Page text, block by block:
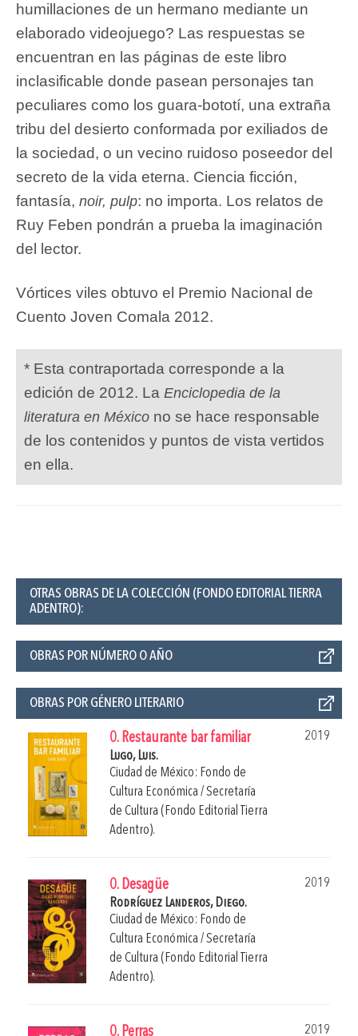
humillaciones de un hermano mediante un
elaborado videojuego? Las respuestas se
encuentran en las páginas de este libro
inclasificable donde pasean personajes tan
peculiares como los guara-bototí, una extraña
tribu del desierto conformada por exiliados de
la sociedad, o un vecino ruidoso poseedor del
secreto de la vida eterna. Ciencia ficción,
fantasía, noir, pulp: no importa. Los relatos de
Ruy Feben pondrán a prueba la imaginación
del lector.
Vórtices viles obtuvo el Premio Nacional de
Cuento Joven Comala 2012.
* Esta contraportada corresponde a la
edición de 2012. La Enciclopedia de la
literatura en México no se hace responsable
de los contenidos y puntos de vista vertidos
en ella.
OTRAS OBRAS DE LA COLECCIÓN (FONDO EDITORIAL TIERRA
ADENTRO):
OBRAS POR NÚMERO O AÑO
OBRAS POR GÉNERO LITERARIO
0. Restaurante bar familiar
2019
Lugo, Luis.
Ciudad de México: Fondo de
Cultura Económica / Secretaría
de Cultura (Fondo Editorial Tierra
Adentro).
0. Desagüe
2019
Rodríguez Landeros, Diego.
Ciudad de México: Fondo de
Cultura Económica / Secretaría
de Cultura (Fondo Editorial Tierra
Adentro).
0. Perras 2019